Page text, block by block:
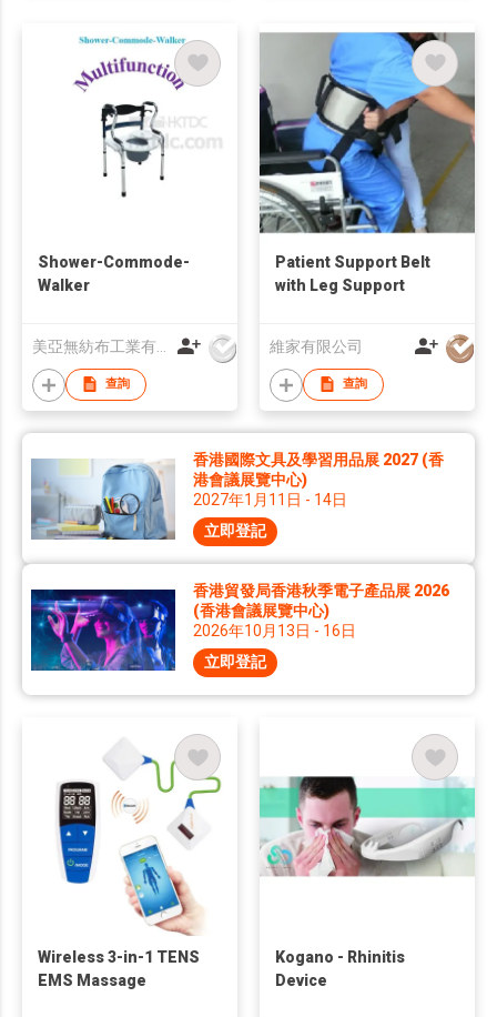
Shower-Commode-
Walker
查詢
Patient Support Belt
with Leg Support
維家有限公司
查詢
香港國際文具及學習用品展 2027 (香
港會議展覽中心)
2027年1月11日 - 14日
立即登記
香港貿發局香港秋季電子產品展 2026
(香港會議展覽中心)
2026年10月13日 - 16日
立即登記
Wireless 3-in-1 TENS
EMS Massage
Kogano - Rhinitis
Device